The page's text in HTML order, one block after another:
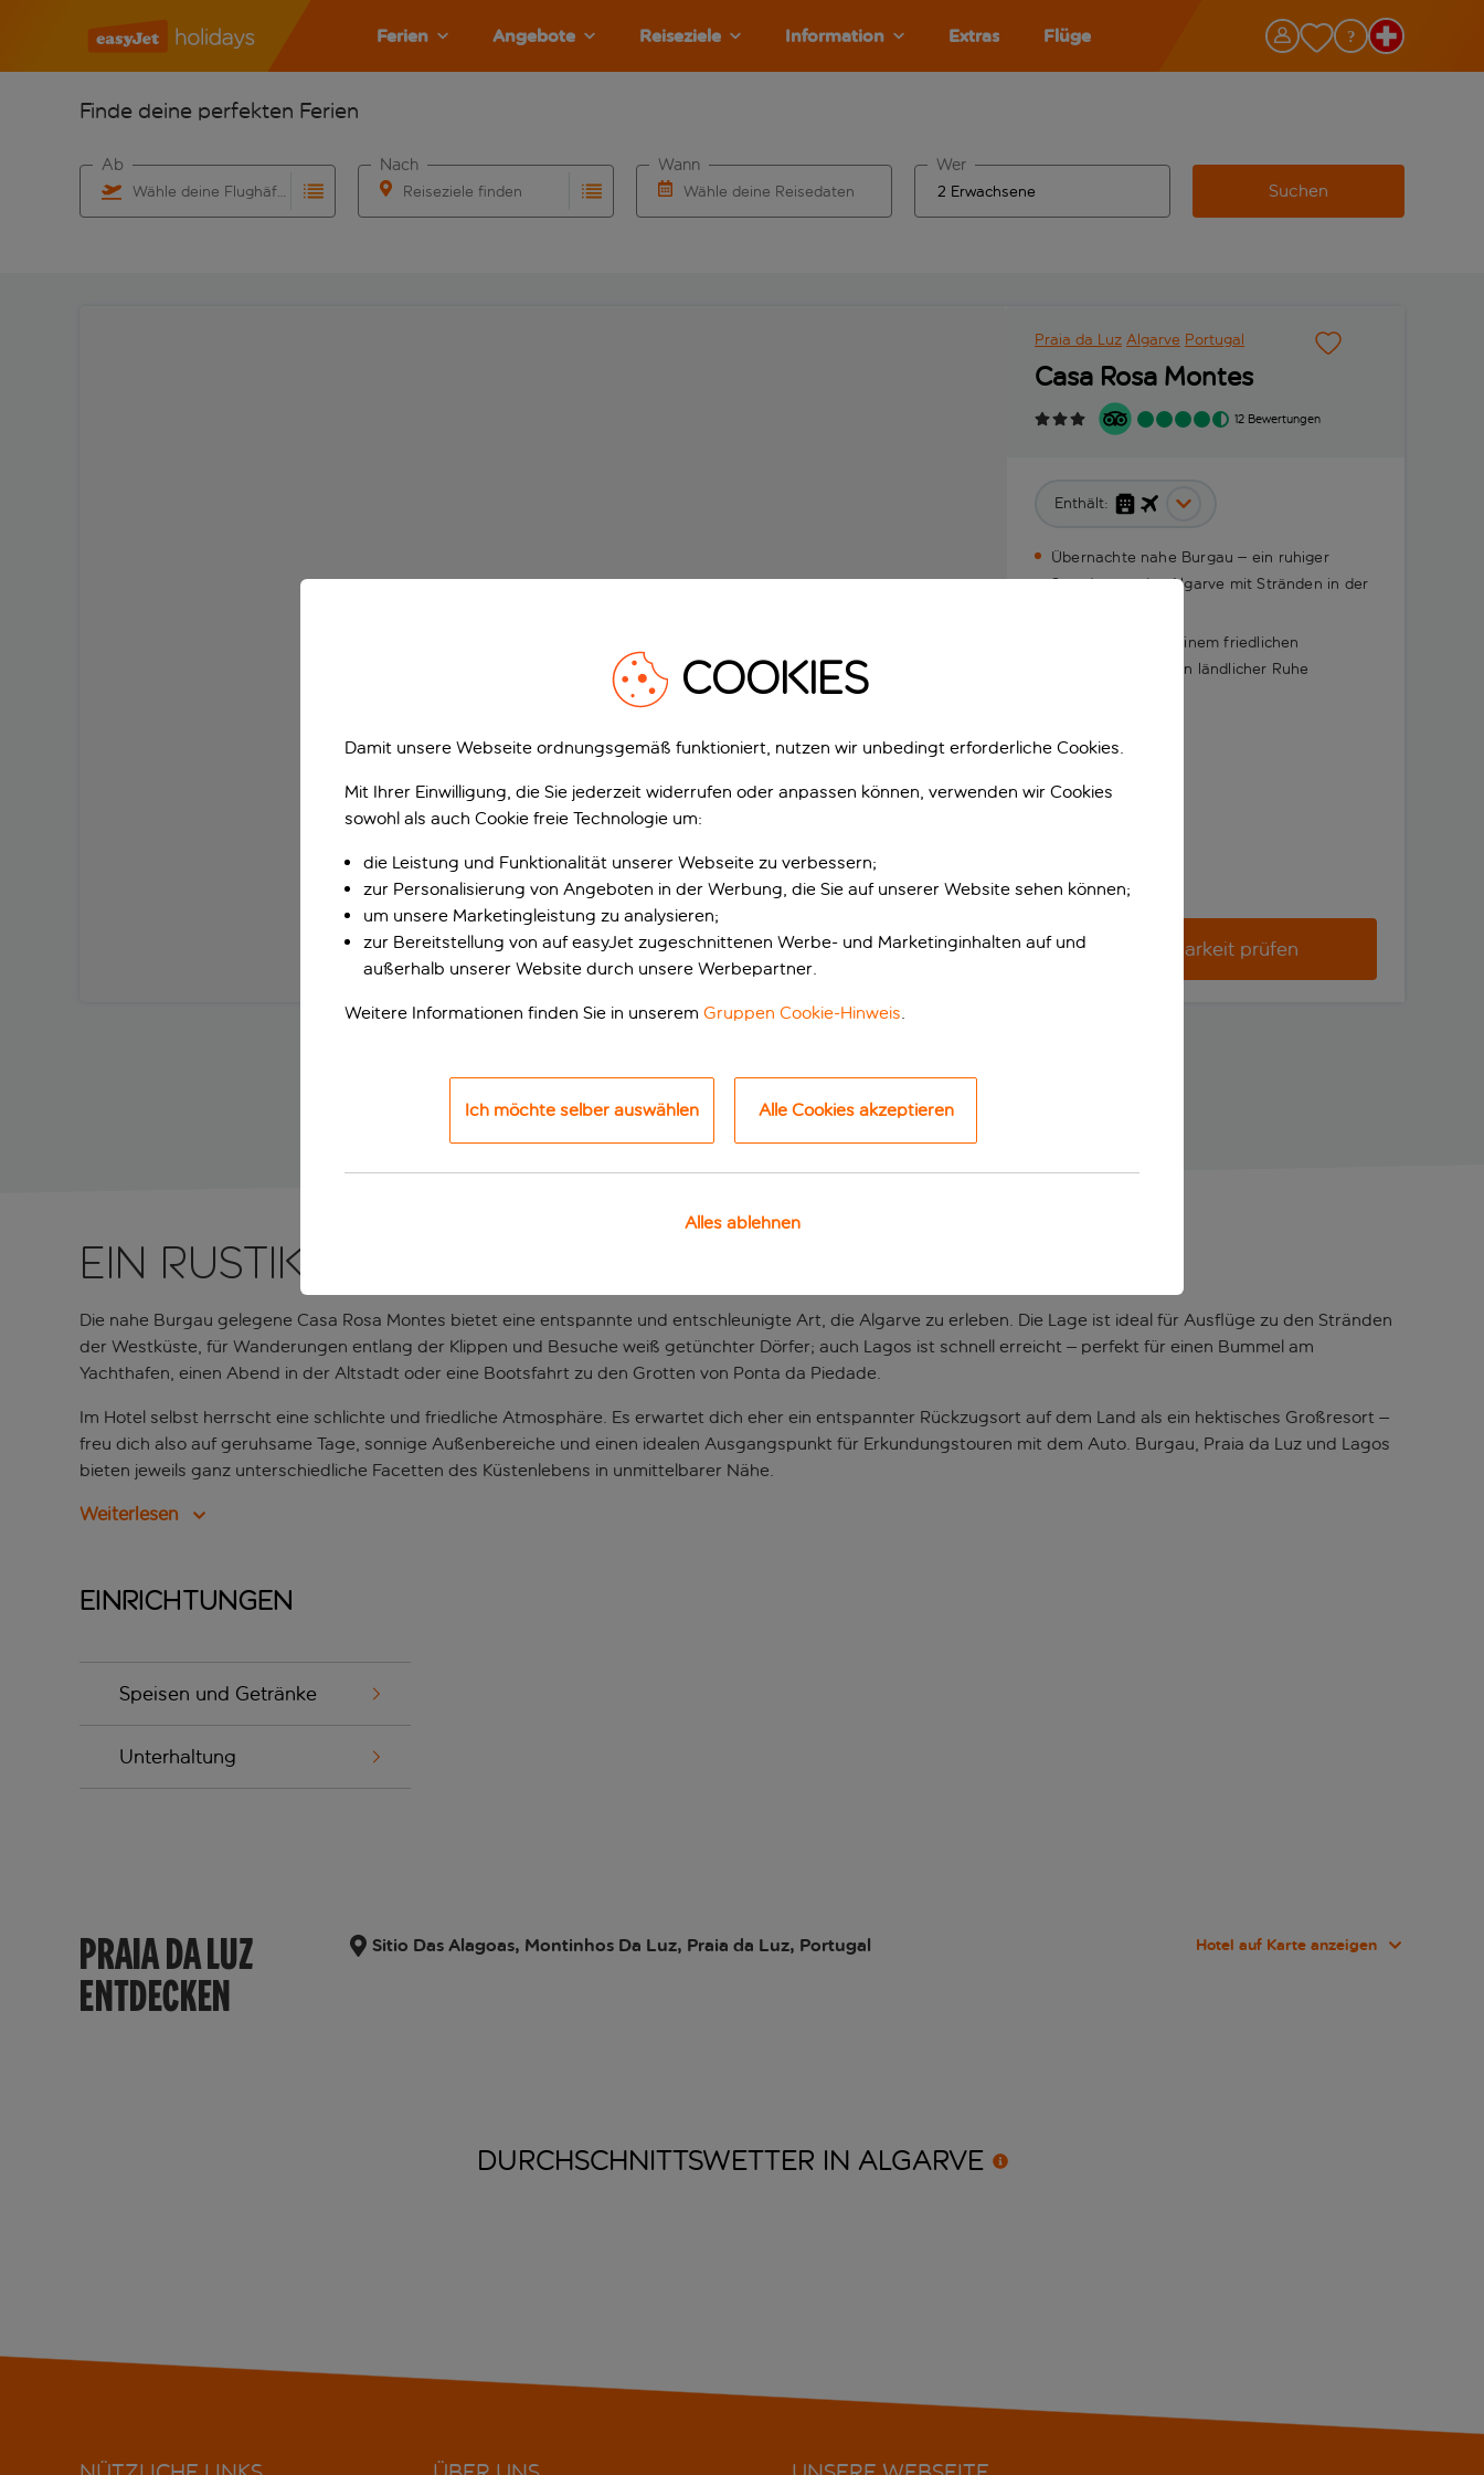
Ferien Angebote Reiseziele Information Extras Flüge
Finde deine perfekten Ferien
Wähle deine Flughäfen
Ab
Reiseziele finden
Nach
Wähle deine Reisedaten
Wann Wer
Suchen
Praia da Luz Algarve Portugal
Casa Rosa Montes
12 Bewertungen
Enthält:
Übernachte nahe Burgau – ein ruhiger
Standort an der Algarve mit Stränden in der
Entspann dich in einem friedlichen
Gästehaus inmitten ländlicher Ruhe
Verfügbarkeit prüfen
Ein rustikaler Rückzugsort an der Algarve
Die nahe Burgau gelegene Casa Rosa Montes bietet eine entspannte und entschleunigte Art, die Algarve zu erleben. Die Lage ist ideal für Ausflüge zu den Stränden
der Westküste, für Wanderungen entlang der Klippen und Besuche weiß getünchter Dörfer; auch Lagos ist schnell erreicht – perfekt für einen Bummel am
Yachthafen, einen Abend in der Altstadt oder eine Bootsfahrt zu den Grotten von Ponta da Piedade.
Im Hotel selbst herrscht eine schlichte und friedliche Atmosphäre. Es erwartet dich eher ein entspannter Rückzugsort auf dem Land als ein hektisches Großresort –
freu dich also auf geruhsame Tage, sonnige Außenbereiche und einen idealen Ausgangspunkt für Erkundungstouren mit dem Auto. Burgau, Praia da Luz und Lagos
bieten jeweils ganz unterschiedliche Facetten des Küstenlebens in unmittelbarer Nähe.
Weiterlesen
Einrichtungen
Speisen und Getränke
Unterhaltung
PRAIA DA LUZ
ENTDECKEN
Sitio Das Alagoas, Montinhos Da Luz, Praia da Luz, Portugal Hotel auf Karte anzeigen
DURCHSCHNITTSWETTER IN ALGARVE
COOKIES
Damit unsere Webseite ordnungsgemäß funktioniert, nutzen wir unbedingt erforderliche Cookies.
Mit Ihrer Einwilligung, die Sie jederzeit widerrufen oder anpassen können, verwenden wir Cookies
sowohl als auch Cookie freie Technologie um:
die Leistung und Funktionalität unserer Webseite zu verbessern;
zur Personalisierung von Angeboten in der Werbung, die Sie auf unserer Website sehen können;
um unsere Marketingleistung zu analysieren;
zur Bereitstellung von auf easyJet zugeschnittenen Werbe- und Marketinginhalten auf und
außerhalb unserer Website durch unsere Werbepartner.
Weitere Informationen finden Sie in unserem Gruppen Cookie-Hinweis
Ich möchte selber auswählen Alle Cookies akzeptieren
Alles ablehnen